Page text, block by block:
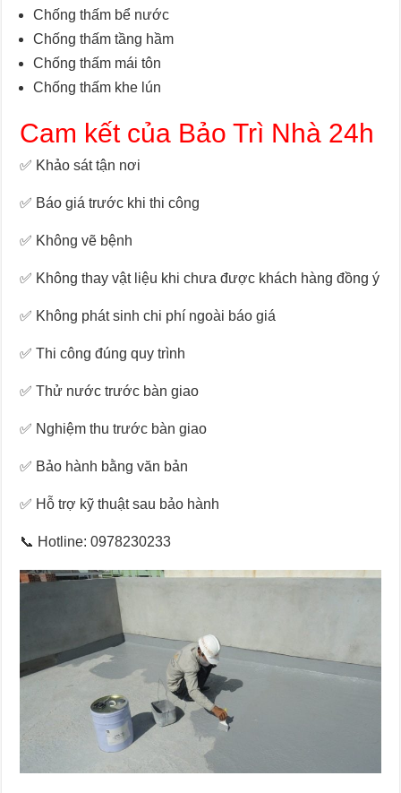
Chống thấm bể nước
Chống thấm tầng hầm
Chống thấm mái tôn
Chống thấm khe lún
Cam kết của Bảo Trì Nhà 24h
✅ Khảo sát tận nơi
✅ Báo giá trước khi thi công
✅ Không vẽ bệnh
✅ Không thay vật liệu khi chưa được khách hàng đồng ý
✅ Không phát sinh chi phí ngoài báo giá
✅ Thi công đúng quy trình
✅ Thử nước trước bàn giao
✅ Nghiệm thu trước bàn giao
✅ Bảo hành bằng văn bản
✅ Hỗ trợ kỹ thuật sau bảo hành
📞 Hotline: 0978230233